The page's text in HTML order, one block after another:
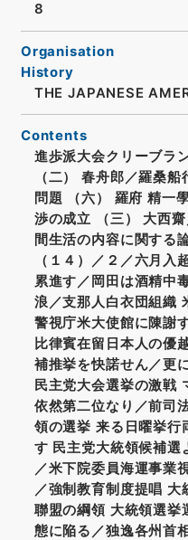
8
Organisation
History
THE JAPANESE
Contents
進歩派大会クリーブラ
（二） 春舟郎／羅桑
問題 （六） 羅府 精一
渉の成立 （三） 大西
間生活の内容に関する
（１４）／２／六月入
累進す／岡田は酒精中
浪／支那人白衣団組織
警視庁米大使館に陳謝
比律賓在留日本人の優
補推挙を快諾せん／更
民主党大会選挙の激戦
依然第二位なり／前司
領の選挙 来る日曜挙行
す 民主党大統領候補選
／米下院委員海運事業
／強制教育制度提唱
聯盟の綱領 大統領選挙
態に陥る／独逸各州首